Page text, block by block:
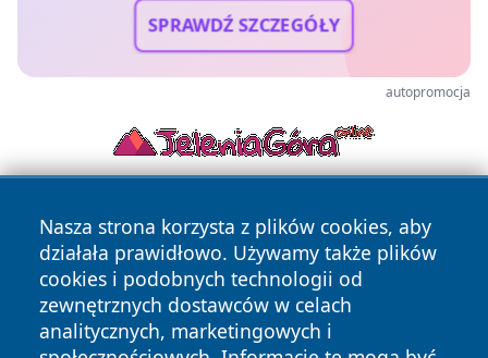
SPRAWDŹ SZCZEGÓŁY
autopromocja
Nasza strona korzysta z plików cookies, aby
działała prawidłowo. Używamy także plików
cookies i podobnych technologii od
zewnętrznych dostawców w celach
analitycznych, marketingowych i
Copyright © 2026 irybnik.pl Wszystkie prawa zastrzeżone.